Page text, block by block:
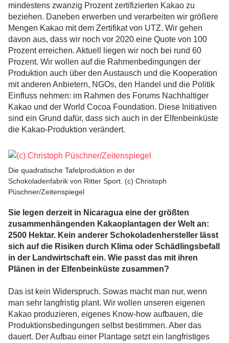
mindestens zwanzig Prozent zertifizierten Kakao zu
beziehen. Daneben erwerben und verarbeiten wir größere
Mengen Kakao mit dem Zertifikat von UTZ. Wir gehen
davon aus, dass wir noch vor 2020 eine Quote von 100
Prozent erreichen. Aktuell liegen wir noch bei rund 60
Prozent. Wir wollen auf die Rahmenbedingungen der
Produktion auch über den Austausch und die Kooperation
mit anderen Anbietern, NGOs, den Handel und die Politik
Einfluss nehmen: im Rahmen des Forums Nachhaltiger
Kakao und der World Cocoa Foundation. Diese Initiativen
sind ein Grund dafür, dass sich auch in der Elfenbeinküste
die Kakao-Produktion verändert.
Die quadratische Tafelproduktion in der
Schokoladenfabrik von Ritter Sport. (c) Christoph
Püschner/Zeitenspiegel
Sie legen derzeit in Nicaragua eine der größten
zusammenhängenden Kakaoplantagen der Welt an:
2500 Hektar. Kein anderer Schokoladenhersteller lässt
sich auf die Risiken durch Klima oder Schädlingsbefall
in der Landwirtschaft ein. Wie passt das mit ihren
Plänen in der Elfenbeinküste zusammen?
Das ist kein Widerspruch. Sowas macht man nur, wenn
man sehr langfristig plant. Wir wollen unseren eigenen
Kakao produzieren, eigenes Know-how aufbauen, die
Produktionsbedingungen selbst bestimmen. Aber das
dauert. Der Aufbau einer Plantage setzt ein langfristiges